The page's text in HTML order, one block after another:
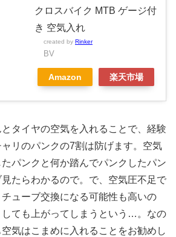
クロスバイク MTB ゲージ付
き 空気入れ
created by Rinker
BV
Amazon 楽天市場
タイヤの空気を入れることで、経験
リのパンクの7割は防げます。空気
パンクと何か踏んでパンクしたパン
たらわかるので。で、空気圧不足で
ューブ交換になる可能性も高いの
しても上がってしまうという…。なの
気はこまめに入れることをお勧めし